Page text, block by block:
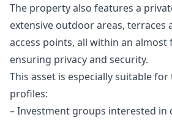
The property also features a
extensive outdoor areas, terraces
access points, all within an almost
ensuring privacy and security.
This asset is especially suitable
profiles:
– Investment groups interested in